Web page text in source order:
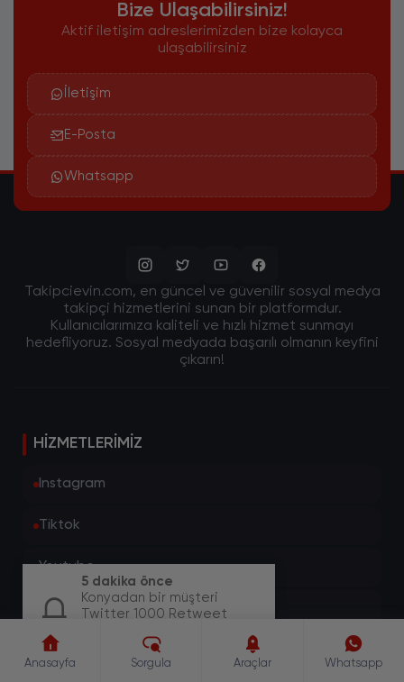
Bize Ulaşabilirsiniz!
Aktif iletişim adreslerimizden bize kolayca
ulaşabilirsiniz
İletişim
E-Posta
Whatsapp
Takipcievin.com, en güncel ve güvenilir sosyal medya
takipçi hizmetlerini sunan bir platformdur.
Kullanıcılarımıza kaliteli ve hızlı hizmet sunmayı
hedefliyoruz. Sosyal medyada başarılı olmanın keyfini
çıkarın!
HIZMETLERIMIZ
Instagram
Tiktok
Youtube
Twitter
Facebook
Anasayfa Sorgula Araçlar Whatsapp
5 dakika önce
Konyadan bir müşteri
Twitter 1000 Retweet
oluşturdu.